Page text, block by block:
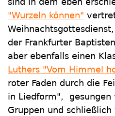
"Wurzeln können"
der Frankfurter
aber ebenfalls einen
Luthers "Vom Himmel
roter Faden durch die
in Liedform", gesungen
Gruppen und